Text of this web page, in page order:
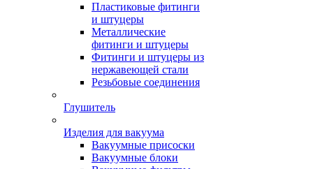
Пластиковые фитинги
и штуцеры
Металлические
фитинги и штуцеры
Фитинги и штуцеры из
нержавеющей стали
Резьбовые соединения
Глушитель
Изделия для вакуума
Вакуумные присоски
Вакуумные блоки